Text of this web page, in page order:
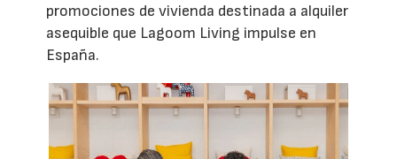
promociones de vivienda destinada a alquiler
asequible que Lagoom Living impulse en
España.